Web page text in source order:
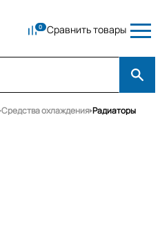
Сравнить товары
Средства охлаждения Радиаторы